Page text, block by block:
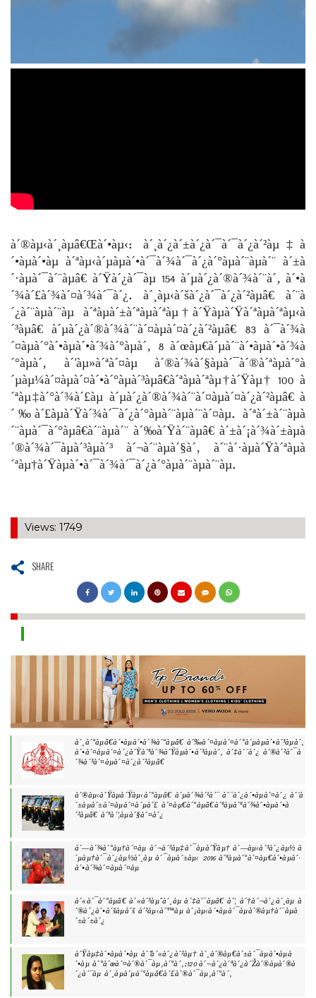
à´®àµ‹à´¸àµâ€Œà´•àµ‹: à´¸à´¿à´±à´¿à´¯à´¯à´¿à´²àµ‡à
´•àµà´•àµ à´ªàµ‹à´µàµà´•à´¯à´¾à´¯à´¿à´°àµà´¨àµà´¨ à´±à
´·àµà´¯à´¨àµâ€ à´Ÿà´¿à´¯àµ 154 à´µà´¿à´®à´¾à´¨à´‚ à´•à
´¾à´£à´¾à´¤à´¾à´¯à´¿. à´¸àµ‹à´šà´¿à´¯à´¿à´²àµâ€ à´¨à
´¿à´¨àµà´¨àµ à´ªàµà´±à´ªàµà´ªàµ†à´Ÿàµà´Ÿà´ªàµà´ªàµ‹à
´³àµâ€ à´µà´¿à´®à´¾à´¨à´¤àµà´¤à´¿à´²àµâ€ 83 à´¯à´¾à
´¤àµà´°à´•àµà´•à´¾à´°àµà´‚ 8 à´œàµ€à´µà´¨à´•àµà´•à´¾à
´°àµà´‚ à´’àµ»à´ªà´¤àµ à´®à´¾à´§àµà´¯à´®à´ªàµà´°à
´µàµ¼à´¤àµà´¤à´•à´°àµà´³àµâ€à´ªàµà´ªàµ†à´Ÿàµ† 100 à
´ªàµ‡à´°à´¾à´£àµ à´µà´¿à´®à´¾à´¨à´¤àµà´¤à´¿à´²àµâ€ à
´‰à´£àµà´Ÿà´¾à´¯à´¿à´°àµà´¨àµà´¨à´¤àµ. à´ªà´±à´¨àµà
´¨àµà´¯à´°àµâ€à´¨àµà´¨ à´‰à´Ÿà´¨àµâ€ à´±à´¡à´¾à´±àµà
´®à´¾à´¯àµà´³àµà´³ à´¬à´¨àµà´§à´‚ à´¨à´·àµà´Ÿà´ªàµà
´ªàµ†à´Ÿàµà´•à´¯à´¾à´¯à´¿à´°àµà´¨àµà´¨àµ.
Views: 1749
SHARE
à´¸à´°àµâ€à´•àµà´•à´¾à´°àµâ€ à´‰à´¤àµà´¤à´°à´µàµà´•à´³àµà´‚
à´•à´¤àµà´¤à´¿à´Ÿà´ªà´¾à´Ÿàµà´•à´³àµà´‚ à´‡à´¨à´¿ à´®à´²à´¯à
´¾à´³à´¤àµà´¤à´¿à´²àµâ€
à´®àµ‹à´Ÿàµà´Ÿàµ‹à´°àµâ€ à´µà´¾à´¹à´¨ à´¨à´¿à´•àµà´¤à´¿ à´’à
´±àµà´±à´¤àµà´¤à´µà´£ à´¤àµ€à´°àµâ€à´ªàµà´ªà´¾à´•àµà´•à
´²àµâ€ à´ªà´¦àµà´§à´¤à´¿
à´—à´¾à´°àµ†à´¤àµ à´¬à´²àµ‡à´¯àµà´Ÿàµ† à´—àµ‹à´³à´¿àµ½ à
´µàµ†à´¯à´¿àµ½à´¸àµ à´¯àµà´±àµ‹ 2016 à´ªàµà´°à´¤àµ€à´•àµà´·
à´•à´¾à´¤àµà´¤àµ
à´«à´¯à´°àµâ€ à´«à´³àµˆà´¸àµ à´‡à´¨àµâ€ à´¦ à´†à´¬à´¿à´¸àµ à
´®à´¿à´•à´šàµà´š à´²àµ‹à´™àµ à´¡àµ‹à´•àµà´¯àµà´®àµ†à´¨àµà
´±à´±à´¿
à´Ÿàµ‡à´•àµà´•àµ à´“à´«à´¿à´²àµ† à´¸à´®àµ€à´±à´¯àµà´•àµà
´•àµ à´°à´œà´¤à´®à´¯àµ‚à´°à´‚;120 à´¬à´¿à´ªà´¿à´Žà´®àµà´®à
´¿à´¨àµ à´¸àµà´µà´°àµâ€à´£à´®à´¯àµ‚à´°à´‚